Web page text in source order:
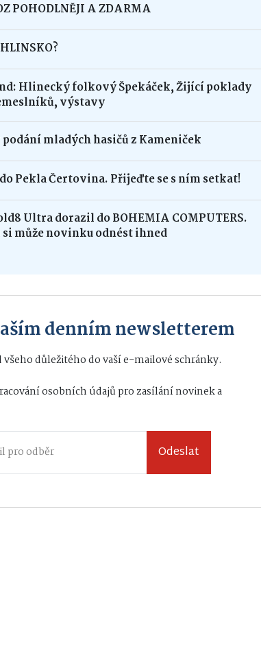
POHODLNĚJI A ZDARMA
Hlinecký folkový Špekáček, Žijící poklady
výstavy
mladých hasičů z Kameniček
Pekla Čertovina. Přijeďte se s ním setkat!
Ultra dorazil do BOHEMIA COMPUTERS.
může novinku odnést ihned
denním newsletterem
důležitého do vaší e-mailové schránky.
osobních údajůpro zasílání novinek a
Odeslat